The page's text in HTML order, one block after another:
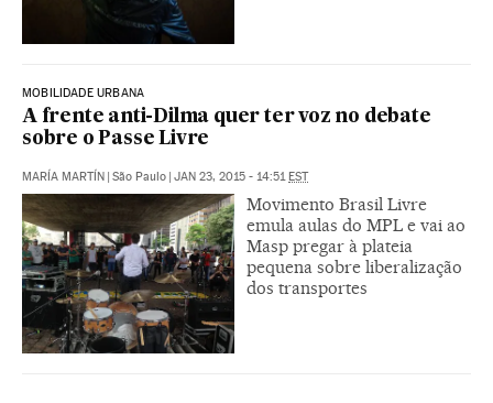
MOBILIDADE URBANA
A frente anti-Dilma quer ter voz no debate
sobre o Passe Livre
MARÍA MARTÍN | São Paulo | JAN 23, 2015 - 14:51EST
Movimento Brasil Livre
emula aulas do MPL e vai ao
Masp pregar à plateia
pequena sobre liberalização
dos transportes